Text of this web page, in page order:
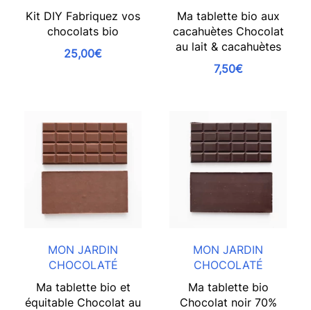
Kit DIY Fabriquez vos
chocolats bio
25,00€
Ma tablette bio aux
cacahuètes Chocolat
au lait & cacahuètes
7,50€
MON JARDIN
CHOCOLATÉ
Ma tablette bio et
équitable Chocolat au
MON JARDIN
CHOCOLATÉ
Ma tablette bio
Chocolat noir 70%